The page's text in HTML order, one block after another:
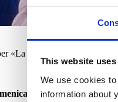
This website
We use cookies
information about
«La Nazione» del 17-12-2025
è stato uno sfogo di